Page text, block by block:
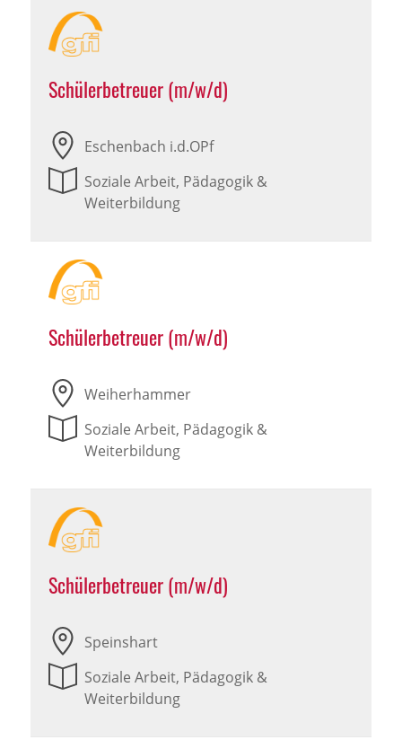
Schülerbetreuer (m/w/d)
Eschenbach i.d.OPf
Soziale Arbeit, Pädagogik &
Weiterbildung
Schülerbetreuer (m/w/d)
Weiherhammer
Soziale Arbeit, Pädagogik &
Weiterbildung
Schülerbetreuer (m/w/d)
Speinshart
Soziale Arbeit, Pädagogik &
Weiterbildung